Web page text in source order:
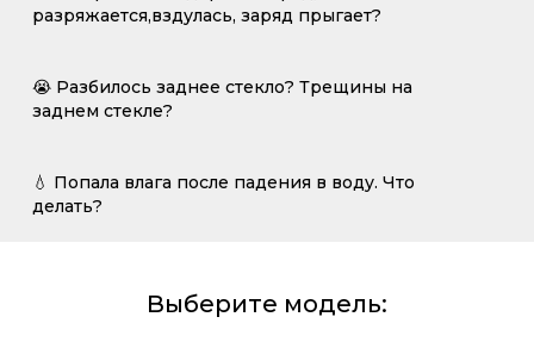
разряжается,вздулась, заряд прыгает?
😭 Разбилось заднее стекло? Трещины на
заднем стекле?
💧 Попала влага после падения в воду. Что
делать?
Выберите модель: